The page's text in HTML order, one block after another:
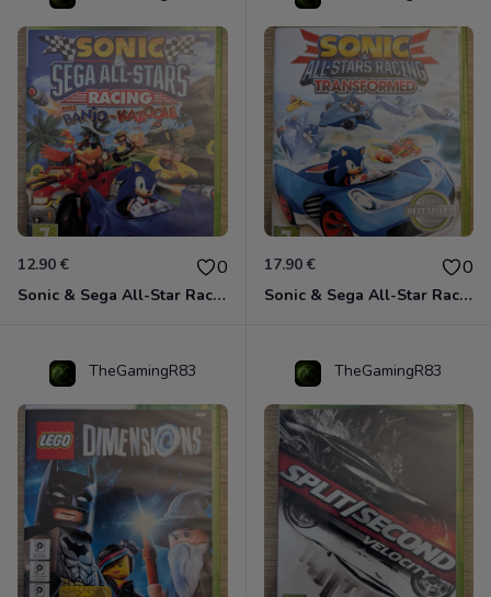
12.90 € 0
Sonic & Sega All-Star Racing avec Banjo-Kazooie Xbox 360
17.90 € 0
Sonic & Sega All-Star Racing - Transformed Xbox 360
TheGamingR83 TheGamingR83